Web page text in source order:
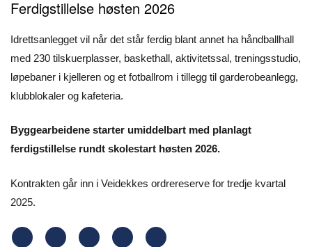
Ferdigstillelse høsten 2026
Idrettsanlegget vil når det står ferdig blant annet ha håndballhall
med 230 tilskuerplasser, baskethall, aktivitetssal, treningsstudio,
løpebaner i kjelleren og et fotballrom i tillegg til garderobeanlegg,
klubblokaler og kafeteria.
Byggearbeidene starter umiddelbart med planlagt
ferdigstillelse rundt skolestart høsten 2026.
Kontrakten går inn i Veidekkes ordrereserve for tredje kvartal
2025.